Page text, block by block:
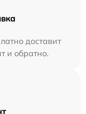
доставит
и обратно.